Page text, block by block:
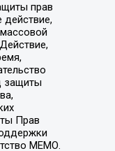
прав
защиты
Прав
МЕМО.